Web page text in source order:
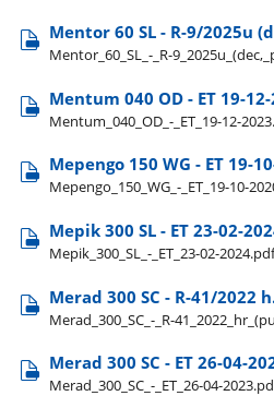
Mentor 60 SL - R-9/2025u
Mentor​_60​_SL​_-​_R-
Mentum 040 OD - ET 19-
Mentum​_040​_OD​_-​_ET​_19-12-
Mepengo 150 WG - ET 19-
Mepengo​_150​_WG​_-​_ET​_19-10-
Mepik 300 SL - ET 23-02-
Mepik​_300​_SL​_-​_ET​_23-02-
Merad 300 SC - R-41/2022
Merad​_300​_SC​_-​_R-
Merad 300 SC - ET 26-04-
Merad​_300​_SC​_-​_ET​_26-04-